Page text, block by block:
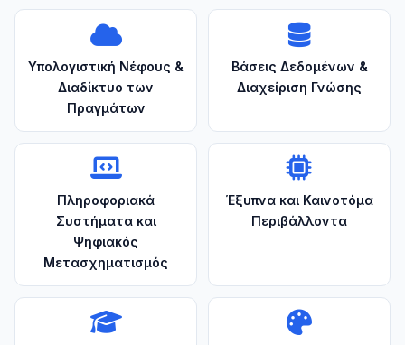
Υπολογιστική Νέφους &
Διαδίκτυο των
Πραγμάτων
Βάσεις Δεδομένων &
Διαχείριση Γνώσης
Πληροφοριακά
Συστήματα και
Ψηφιακός
Μετασχηματισμός
Έξυπνα και Καινοτόμα
Περιβάλλοντα